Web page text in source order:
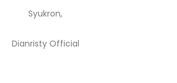
Syukron,
Dianristy Official